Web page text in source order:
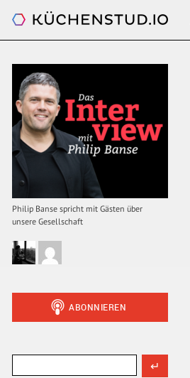
Das Interview. Mit Philip Banse
Philip Banse spricht mit Gästen über
unsere Gesellschaft